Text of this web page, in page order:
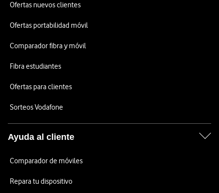
Ofertas nuevos clientes
Ofertas portabilidad móvil
Comparador fibra y móvil
Fibra estudiantes
Ofertas para clientes
Sorteos Vodafone
Ayuda al cliente
Comparador de móviles
Repara tu dispositivo